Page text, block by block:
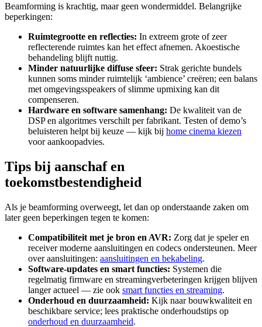
Beamforming is krachtig, maar geen wondermiddel. Belangrijke
beperkingen:
Ruimtegrootte en reflecties: In extreem grote of zeer
reflecterende ruimtes kan het effect afnemen. Akoestische
behandeling blijft nuttig.
Minder natuurlijke diffuse sfeer: Strak gerichte bundels
kunnen soms minder ruimtelijk ‘ambience’ creëren; een balans
met omgevingsspeakers of slimme upmixing kan dit
compenseren.
Hardware en software samenhang: De kwaliteit van de
DSP en algoritmes verschilt per fabrikant. Testen of demo’s
beluisteren helpt bij keuze — kijk bij home cinema kiezen
voor aankoopadvies.
Tips bij aanschaf en
toekomstbestendigheid
Als je beamforming overweegt, let dan op onderstaande zaken om
later geen beperkingen tegen te komen:
Compatibiliteit met je bron en AVR: Zorg dat je speler en
receiver moderne aansluitingen en codecs ondersteunen. Meer
over aansluitingen: aansluitingen en bekabeling.
Software‑updates en smart functies: Systemen die
regelmatig firmware en streamingverbeteringen krijgen blijven
langer actueel — zie ook smart functies en streaming.
Onderhoud en duurzaamheid: Kijk naar bouwkwaliteit en
beschikbare service; lees praktische onderhoudstips op
onderhoud en duurzaamheid.